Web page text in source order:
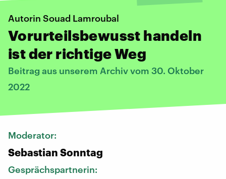
Autorin Souad Lamroubal
Vorurteilsbewusst handeln
ist der richtige Weg
Beitrag aus unserem Archiv vom 30. Oktober
2022
Moderator:
Sebastian Sonntag
Gesprächspartnerin: